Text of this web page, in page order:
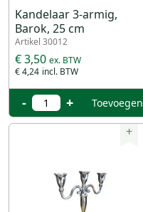
Kandelaar 3-armig,
Barok, 25 cm
Artikel 30012
€ 4,24
€ 3,50
- + Toevoegen
+